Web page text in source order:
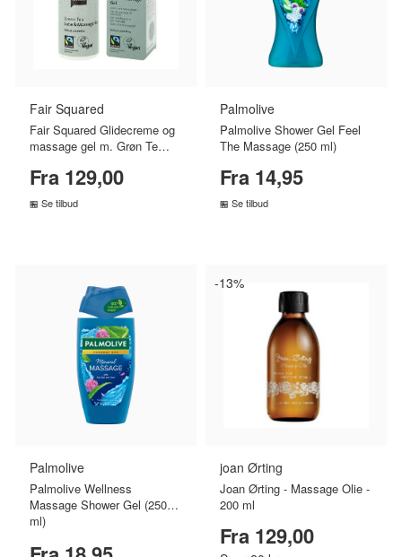
Fair Squared
Fair Squared Glidecreme og
massage gel m. Grøn Te
Fra 129,00
Se tilbud
Palmolive
Palmolive Shower Gel Feel
The Massage (250 ml)
Fra 14,95
Se tilbud
Palmolive
Palmolive Wellness
Massage Shower Gel (250
ml)
-13%
joan Ørting
Joan Ørting - Massage Olie -
200 ml
Fra 129,00